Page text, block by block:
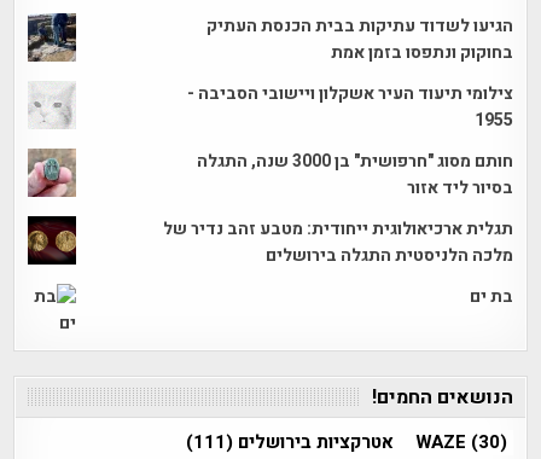
הגיעו לשדוד עתיקות בבית הכנסת העתיק
בחוקוק ונתפסו בזמן אמת
צילומי תיעוד העיר אשקלון ויישובי הסביבה -
1955
חותם מסוג "חרפושית" בן 3000 שנה, התגלה
בסיור ליד אזור
תגלית ארכיאולוגית ייחודית: מטבע זהב נדיר של
מלכה הלניסטית התגלה בירושלים
בת ים
הנושאים החמים!
WAZE (30) אטרקציות בירושלים (111)